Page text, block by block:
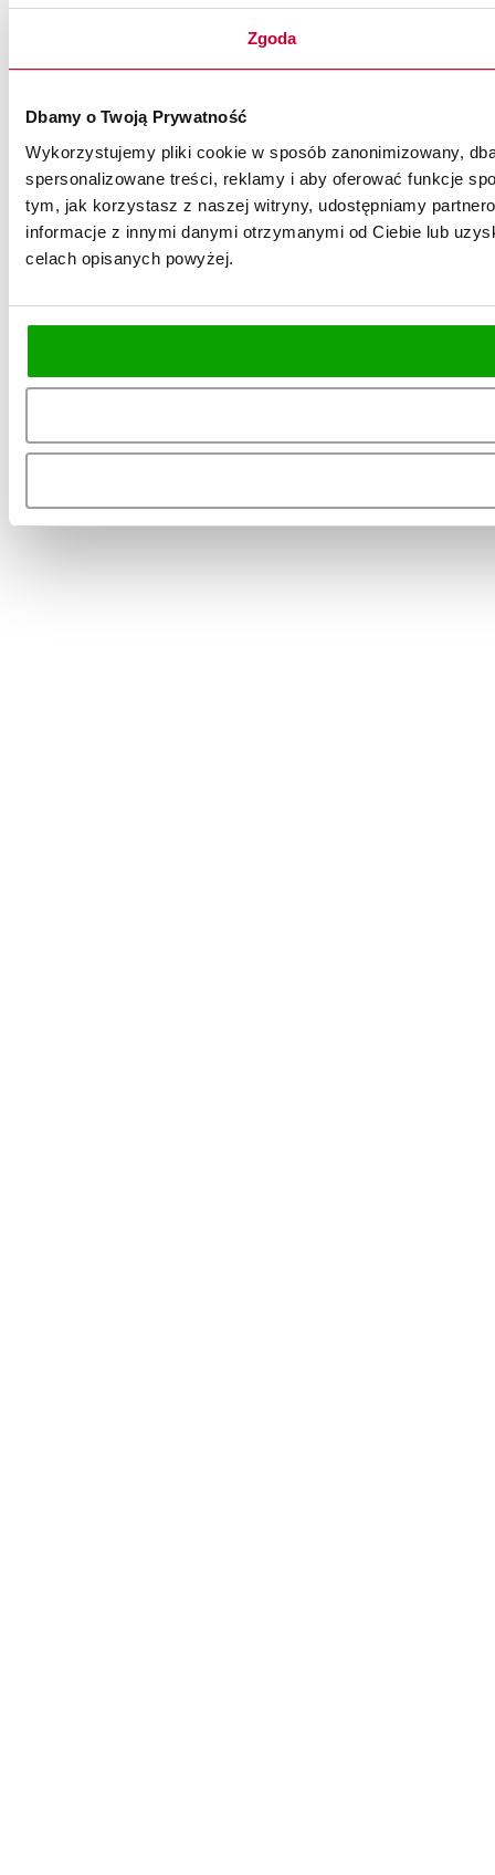
Zgoda
Dbamy o Twoją Prywatność
Wykorzystujemy pliki cookie w sposób zanonimizowany,
spersonalizowane treści, reklamy i aby oferować funkcje
tym, jak korzystasz z naszej witryny, udostępniamy
informacje z innymi danymi otrzymanymi od Ciebie lub
celach opisanych powyżej.